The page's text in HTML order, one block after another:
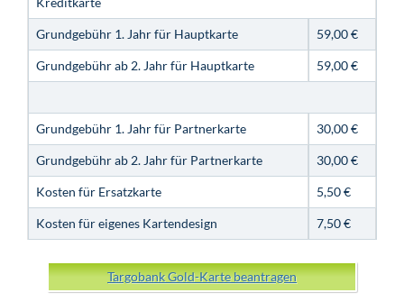
Grundgebühr 1. Jahr für Hauptkarte 59,00 €
Grundgebühr ab 2. Jahr für Hauptkarte 59,00 €
Grundgebühr 1. Jahr für Partnerkarte 30,00 €
Grundgebühr ab 2. Jahr für Partnerkarte 30,00 €
Kosten für Ersatzkarte 5,50 €
Kosten für eigenes Kartendesign 7,50 €
Targobank Gold-Karte beantragen